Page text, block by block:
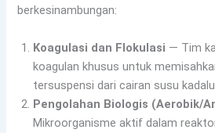
berkesinambungan:
Koagulasi dan Flokulasi — Tim
koagulan khusus untuk
tersuspensi dari cairan susu
Pengolahan Biologis (Aerobik/
Mikroorganisme aktif dalam